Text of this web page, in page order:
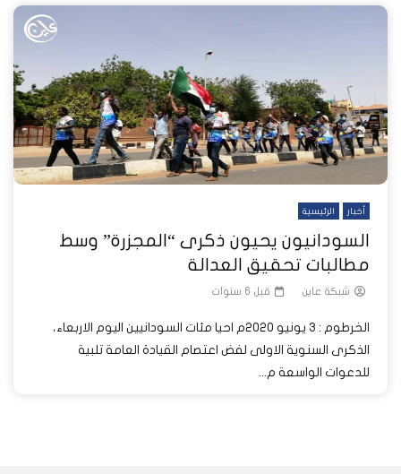
أخبار الرئيسية
السودانيون يحيون ذكرى “المجزرة” وسط
مطالبات تحقيق العدالة
شبكة عاين قبل 6 سنوات
الخرطوم : 3 يونيو 2020م احيا مئات السودانيين اليوم الاربعاء،
الذكرى السنوية الاولى لفض اعتصام القيادة العامة تلبية
للدعوات الواسعة م...